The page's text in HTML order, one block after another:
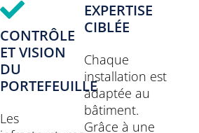
CONTRÔLE
ET VISION
DU
PORTEFEUILLE
Les
EXPERTISE
CIBLÉE
Chaque
installation est
adaptée au
bâtiment.
Grâce à une